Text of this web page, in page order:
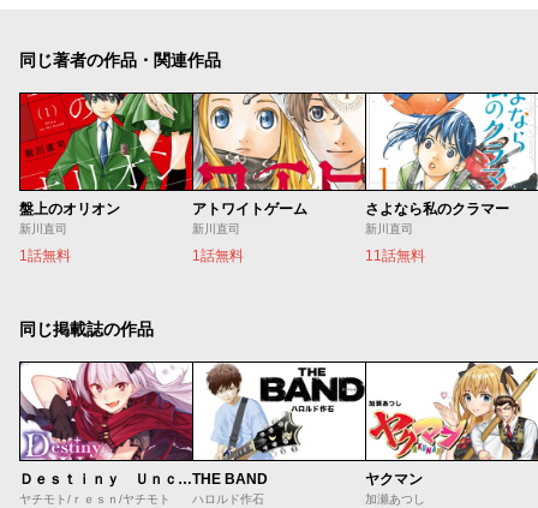
同じ著者の作品・関連作品
盤上のオリオン
新川直司
1話無料
アトワイトゲーム
新川直司
1話無料
さよなら私のクラマー
新川直司
11話無料
同じ掲載誌の作品
Ｄｅｓｔｉｎｙ Ｕｎｃｈａｉｎ Ｏｎｌｉｎｅ 吸血鬼少女となって、やがて『赤の魔王』と呼ばれるようになりました
ヤチモト/ｒｅｓｎ/ヤチモト
THE BAND
ハロルド作石
ヤクマン
加瀬あつし